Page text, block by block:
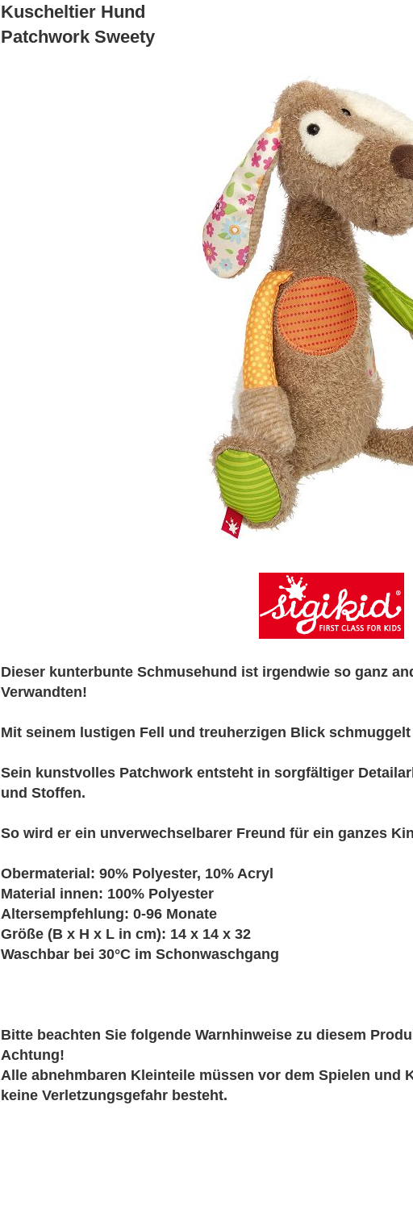
Kuscheltier Hund
Patchwork Sweety
Dieser kunterbunte Schmusehund ist irgendwie so ganz
Verwandten!
Mit seinem lustigen Fell und treuherzigen Blick
Sein kunstvolles Patchwork entsteht in sorgfältiger
und Stoffen.
So wird er ein unverwechselbarer Freund für ein ganzes
Obermaterial: 90% Polyester, 10% Acryl
Material innen: 100% Polyester
Altersempfehlung: 0-96 Monate
Größe (B x H x L in cm): 14 x 14 x 32
Waschbar bei 30°C im Schonwaschgang
Bitte beachten Sie folgende Warnhinweise zu diesem
Achtung!
Alle abnehmbaren Kleinteile müssen vor dem Spielen und
keine Verletzungsgefahr besteht.